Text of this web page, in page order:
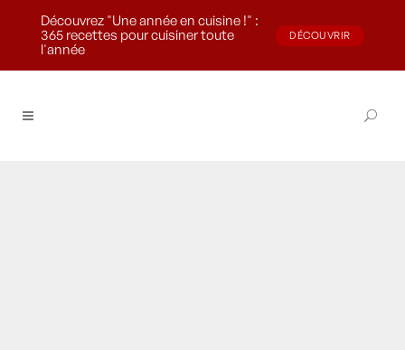
Découvrez "Une année en cuisine !" :
365 recettes pour cuisiner toute
l'année
DÉCOUVRIR